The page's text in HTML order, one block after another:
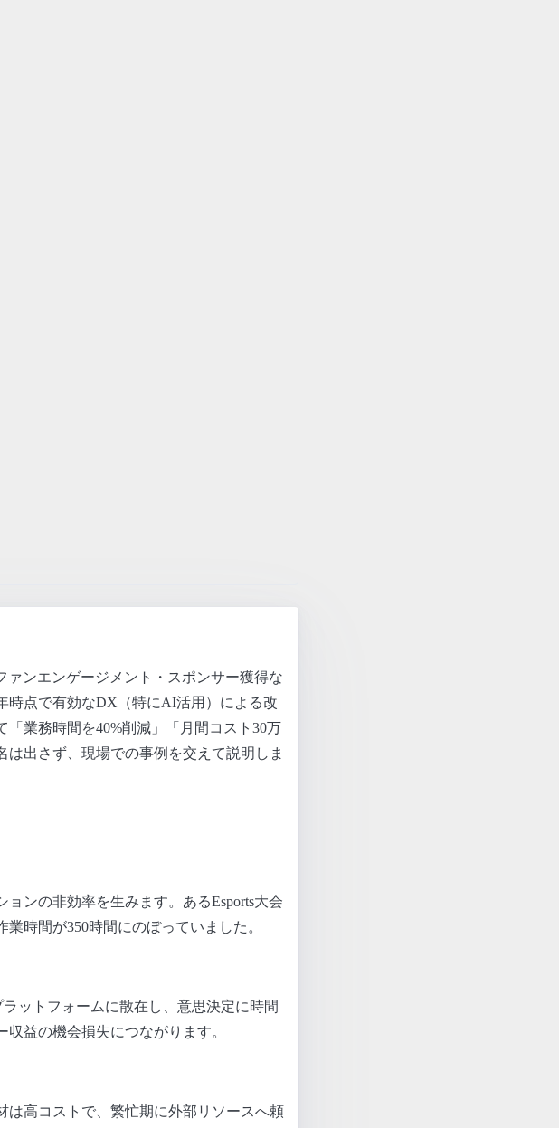
ァンエンゲージメント・スポンサー獲得な
時点で有効なDX（特にAI活用）による改
業務時間を40%削減」「月間コスト30万
出さず、現場での事例を交えて説明しま
ンの非効率を生みます。あるEsports大会
時間が350時間にのぼっていました。
ットフォームに散在し、意思決定に時間
益の機会損失につながります。
は高コストで、繁忙期に外部リソースへ頼